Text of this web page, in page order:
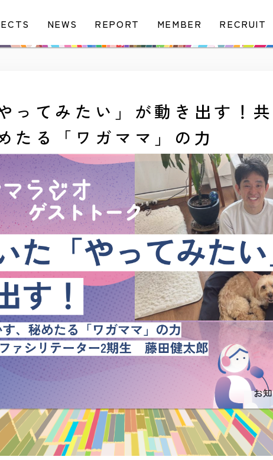
NEWS REPORT MEMBER RECRUIT
ってみたい」が動き出す！
たる「ワガママ」の力
お